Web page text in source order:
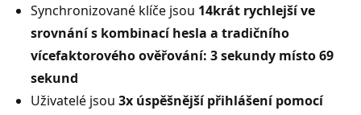
Synchronizované klíče jsou 14krát rychlejší ve
srovnání s kombinací hesla a tradičního
vícefaktorového ověřování: 3 sekundy místo 69
sekund
Uživatelé jsou 3x úspěšnější přihlášení pomocí